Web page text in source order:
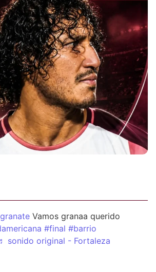
Vamos granaa querido
#final #barrio
sonido original - Fortaleza